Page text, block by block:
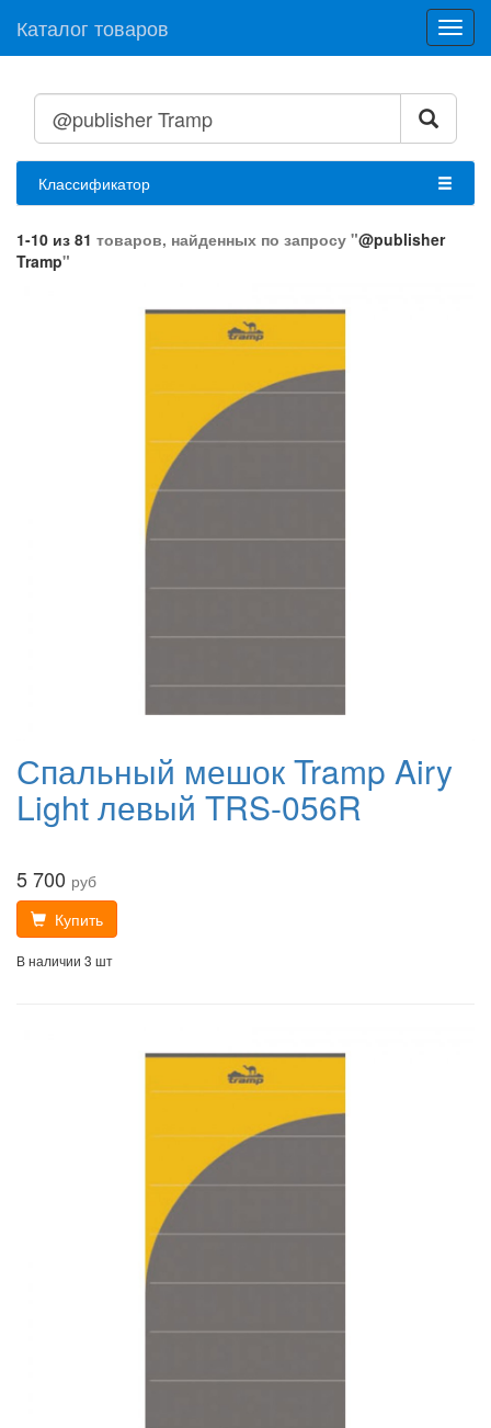
Каталог товаров
Классификатор
1-10 из 81 товаров, найденных по запросу "@publisher
Tramp"
Спальный мешок Tramp Airy
Light левый TRS-056R
5 700 руб
Купить
В наличии 3 шт